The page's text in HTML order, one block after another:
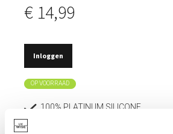
€ 14,99
Inloggen
OP VOORRAAD
100% PLATINUM SILICONE.